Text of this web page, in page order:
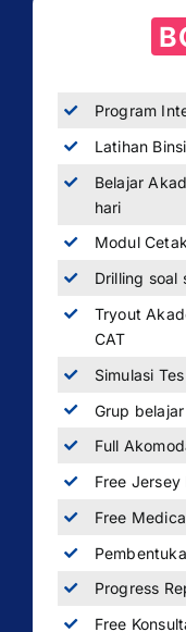
Program
Latihan
Belajar
hari
Modul
Drilling soal
Tryout
CAT
Simulasi
Grup
Full
Free Jersey
Free
Progress
Free